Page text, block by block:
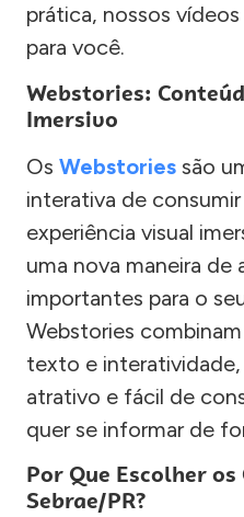
prática, nossos
para você.
Webstories:
Imersivo
Os Webstories são
interativa de
experiência visual
uma nova maneira de
importantes para o
Webstories
texto e
atrativo e fácil de
quer se informar de
Por Que Escolher
Sebrae/PR?